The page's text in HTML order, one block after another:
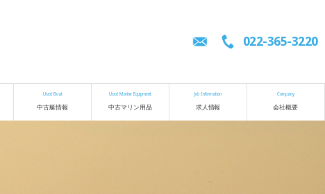
022-365-3220
Used Boat
中古艇情報
Used Marine Equipment
中古マリン用品
Job Information
求人情報
Company
会社概要